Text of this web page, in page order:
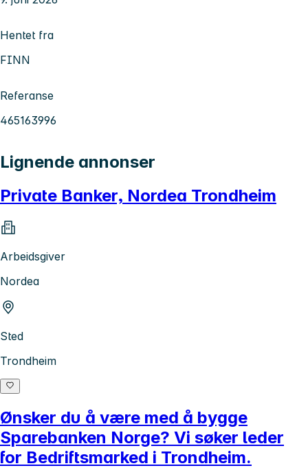
Hentet fra
FINN
Referanse
465163996
Lignende annonser
Private Banker, Nordea Trondheim
Arbeidsgiver
Nordea
Sted
Trondheim
Ønsker du å være med å bygge
Sparebanken Norge? Vi søker leder
for Bedriftsmarked i Trondheim.